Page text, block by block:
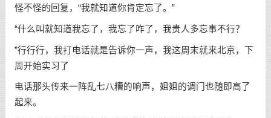
怪不怪的回复，“我就知道你肯定忘了。”
“什么叫就知道我忘了，我忘了咋了，我贵人多忘事不行？
”行行行，我打电话就是告诉你一声，我这周末就来北京，下
周开始实习了
电话那头传来一阵乱七八糟的响声，姐姐的调门也随即高了
起来。